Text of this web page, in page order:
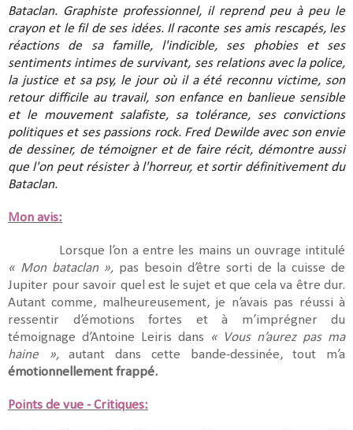
Bataclan. Graphiste professionnel, il reprend peu à peu le
crayon et le fil de ses idées. Il raconte ses amis rescapés, les
réactions de sa famille, l'indicible, ses phobies et ses
sentiments intimes de survivant, ses relations avec la police,
la justice et sa psy, le jour où il a été reconnu victime, son
retour difficile au travail, son enfance en banlieue sensible
et le mouvement salafiste, sa tolérance, ses convictions
politiques et ses passions rock. Fred Dewilde avec son envie
de dessiner, de témoigner et de faire récit, démontre aussi
que l'on peut résister à l'horreur, et sortir définitivement du
Bataclan.
Mon avis:
Lorsque l’on a entre les mains un ouvrage intitulé
« Mon bataclan », pas besoin d’être sorti de la cuisse de
Jupiter pour savoir quel est le sujet et que cela va être dur.
Autant comme, malheureusement, je n’avais pas réussi à
ressentir d’émotions fortes et à m’imprégner du
témoignage d’Antoine Leiris dans
« Vous n’aurez pas ma
haine »,autant dans cette bande-dessinée, tout m’a
émotionnellement frappé.
Points de vue - Critiques: